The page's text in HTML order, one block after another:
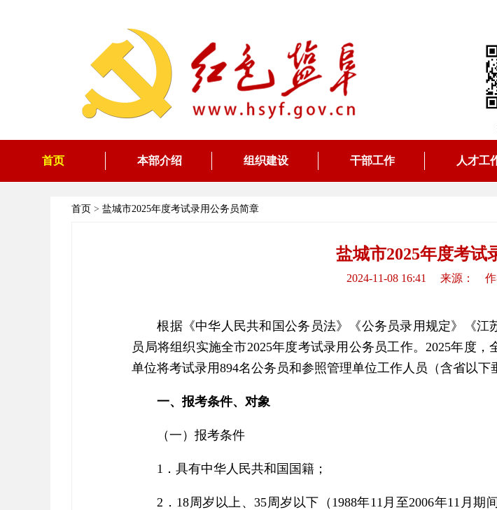
首页 本部介绍 组织建设 干部工作 人才工
首页 > 盐城市2025年度考试录用公务员简章
盐城市2025年度考试
2024-11-08 16:41 来源：
根据《中华人民共和国公务员法》《公务员录用规定》《
员局将组织实施全市2025年度考试录用公务员工作。2025年度
单位将考试录用894名公务员和参照管理单位工作人员（含省以下
一、报考条件、对象
（一）报考条件
1．具有中华人民共和国国籍；
2．18周岁以上、35周岁以下（1988年11月至2006年11月